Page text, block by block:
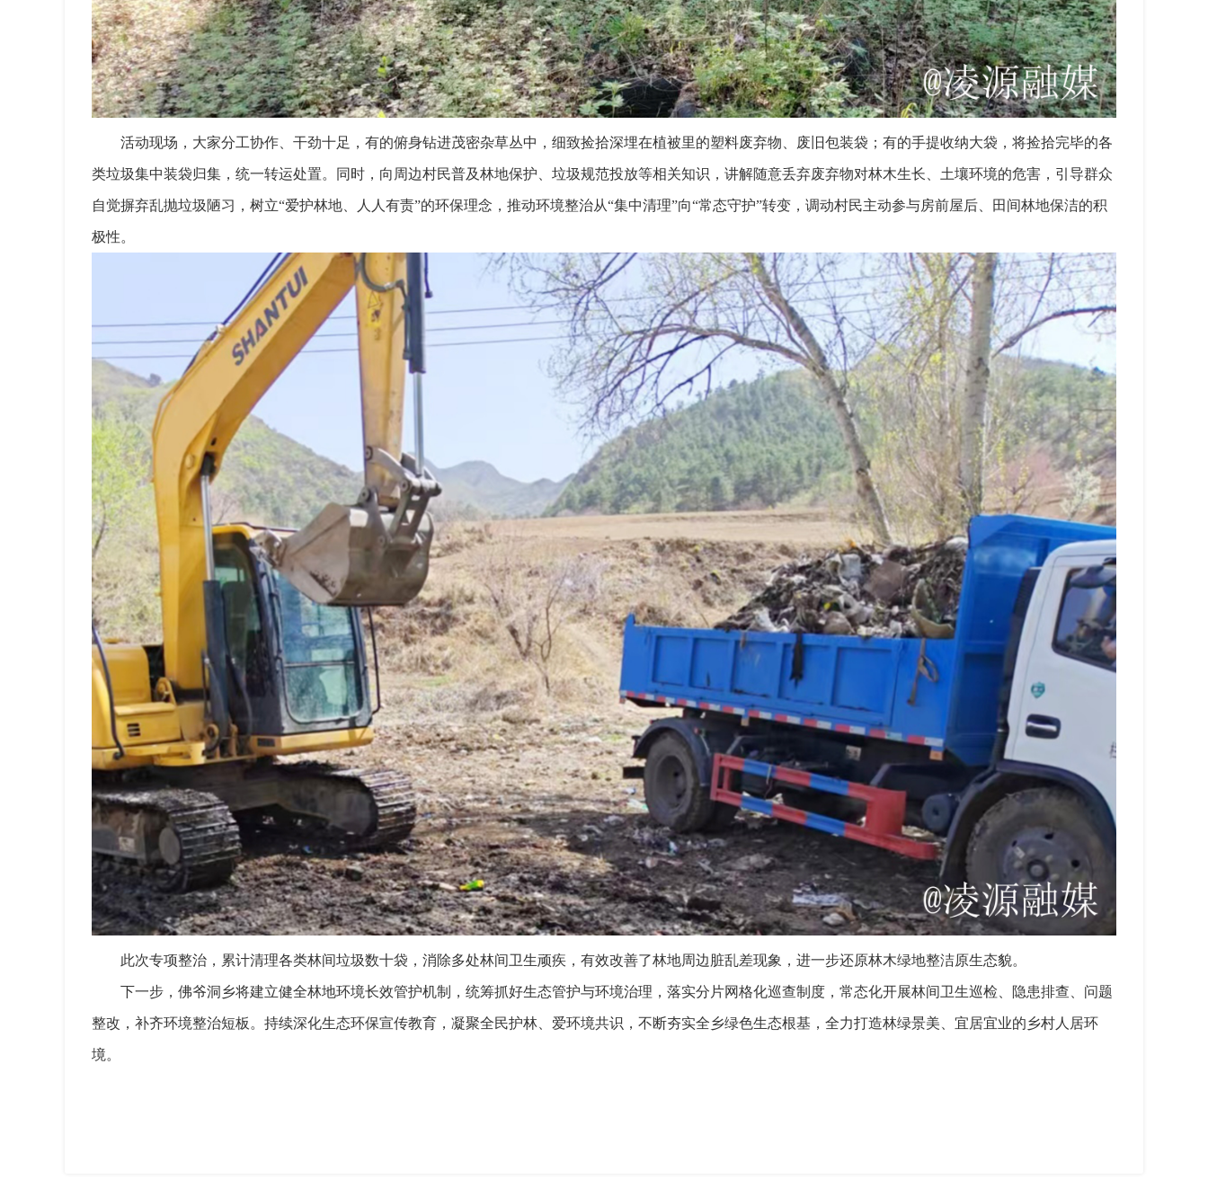
活动现场，大家分工协作、干劲十足，有的俯身钻进茂密杂草丛中，细致捡拾深埋在植被里的塑料废弃物、废旧包装袋；有的手提收纳大袋，将捡拾完毕的各
类垃圾集中装袋归集，统一转运处置。同时，向周边村民普及林地保护、垃圾规范投放等相关知识，讲解随意丢弃废弃物对林木生长、土壤环境的危害，引导群众
自觉摒弃乱抛垃圾陋习，树立“爱护林地、人人有责”的环保理念，推动环境整治从“集中清理”向“常态守护”转变，调动村民主动参与房前屋后、田间林地保洁的积
极性。
此次专项整治，累计清理各类林间垃圾数十袋，消除多处林间卫生顽疾，有效改善了林地周边脏乱差现象，进一步还原林木绿地整洁原生态貌。
下一步，佛爷洞乡将建立健全林地环境长效管护机制，统筹抓好生态管护与环境治理，落实分片网格化巡查制度，常态化开展林间卫生巡检、隐患排查、问题
整改，补齐环境整治短板。持续深化生态环保宣传教育，凝聚全民护林、爱环境共识，不断夯实全乡绿色生态根基，全力打造林绿景美、宜居宜业的乡村人居环
境。